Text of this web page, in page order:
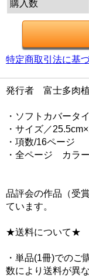
購入数
特定商取引法に基
発行者 富士多肉
・ソフトカバータ
・サイズ／
・項数/16ページ
・全ページ カラー
品評会の作品（受
ています。
★送料について★
・単品(1冊)でのご
数により送料が異